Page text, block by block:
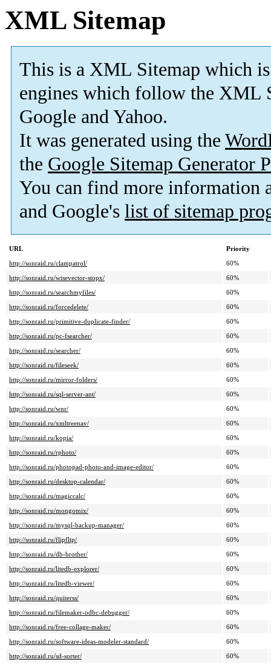
XML Sitemap
This is a XML Sitemap which is
engines which follow the XML
Google and Yahoo.
It was generated using the
the Google Sitemap Generator
You can find more information
and Google's list of sitemap
URL
Priority
http://sonraid.ru/clampatrol/
60%
http://sonraid.ru/wisevector-stopx/
60%
http://sonraid.ru/searchmyfiles/
60%
http://sonraid.ru/forcedelete/
60%
http://sonraid.ru/primitive-duplicate-finder/
60%
http://sonraid.ru/pc-fsearcher/
60%
http://sonraid.ru/searcher/
60%
http://sonraid.ru/fileseek/
60%
http://sonraid.ru/mirror-folders/
60%
http://sonraid.ru/sql-server-ant/
60%
http://sonraid.ru/wnr/
60%
http://sonraid.ru/xmltreenav/
60%
http://sonraid.ru/kopia/
60%
http://sonraid.ru/rphoto/
60%
http://sonraid.ru/photopad-photo-and-image-editor/
60%
http://sonraid.ru/desktop-calendar/
60%
http://sonraid.ru/magiccalc/
60%
http://sonraid.ru/mongomix/
60%
http://sonraid.ru/mysql-backup-manager/
60%
http://sonraid.ru/flipflip/
60%
http://sonraid.ru/db-brother/
60%
http://sonraid.ru/litedb-explorer/
60%
http://sonraid.ru/litedb-viewer/
60%
http://sonraid.ru/quiterss/
60%
http://sonraid.ru/filemaker-odbc-debugger/
60%
http://sonraid.ru/free-collage-maker/
60%
http://sonraid.ru/software-ideas-modeler-standard/
60%
http://sonraid.ru/sd-sorter/
60%